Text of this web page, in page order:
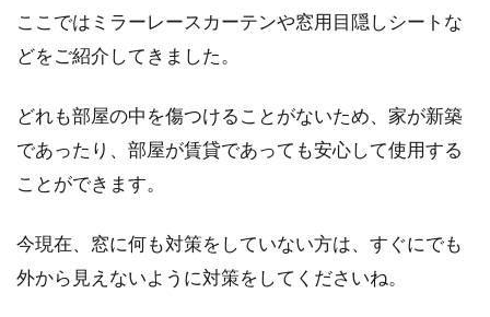
ここではミラーレースカーテンや窓用目隠しシートな
どをご紹介してきました。
どれも部屋の中を傷つけることがないため、家が新築
であったり、部屋が賃貸であっても安心して使用する
ことができます。
今現在、窓に何も対策をしていない方は、すぐにでも
外から見えないように対策をしてくださいね。